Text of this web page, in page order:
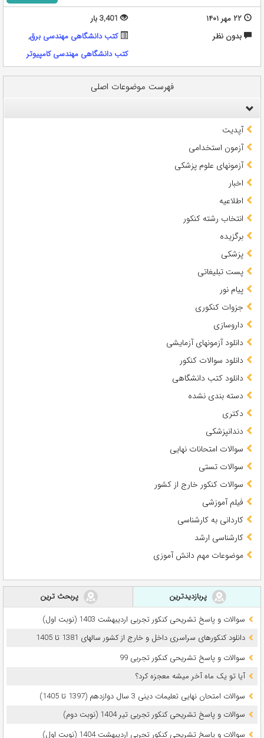
۲۲ مهر ۱۴۰۱
3,401 بار
بدون نظر
کتب دانشگاهی مهندسی برق,
کتب دانشگاهی مهندسی کامپیوتر
فهرست موضوعات اصلی
آپدیت
آزمون استخدامی
آزمونهای علوم پزشکی
اخبار
اطلاعیه
انتخاب رشته کنکور
برگزیده
پزشکی
پست تبلیغاتی
پیام نور
جزوات کنکوری
داروسازی
دانلود آزمونهای آزمایشی
دانلود سوالات کنکور
دانلود کتب دانشگاهی
دسته بندی نشده
دکتری
دندانپزشکی
سوالات امتحانات نهایی
سوالات تستی
سوالات کنکور خارج از کشور
فیلم آموزشی
کاردانی به کارشناسی
کارشناسی ارشد
موضوعات مهم دانش آموزی
پربازدیدترین
پربحث ترین
سوالات و پاسخ تشریحی کنکور تجربی اردیبهشت 1403 (نوبت اول)
دانلود کنکورهای سراسری داخل و خارج از کشور سالهای 1381 تا 1405
سوالات و پاسخ تشریحی کنکور تجربی 99
آیا تو یک ماه آخر میشه معجزه کرد؟
سوالات امتحان نهایی تعلیمات دینی 3 سال دوازدهم (1397 تا 1405)
سوالات و پاسخ تشریحی کنکور تجربی تیر 1404 (نوبت دوم)
سوالات و پاسخ تشریحی کنکور تجربی اردیبهشت 1404 (نوبت اول)